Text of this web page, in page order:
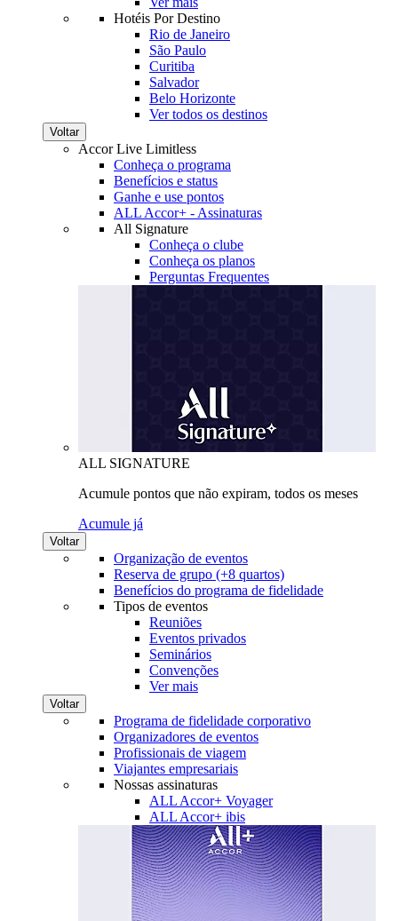
Hotéis Por Destino
Rio de Janeiro
São Paulo
Curitiba
Salvador
Belo Horizonte
Ver todos os destinos
Voltar
Accor Live Limitless
Conheça o programa
Benefícios e status
Ganhe e use pontos
ALL Accor+ - Assinaturas
All Signature
Conheça o clube
Conheça os planos
Perguntas Frequentes
ALL SIGNATURE
Acumule pontos que não expiram, todos os meses
Acumule já
Voltar
Organização de eventos
Reserva de grupo (+8 quartos)
Benefícios do programa de fidelidade
Tipos de eventos
Reuniões
Eventos privados
Seminários
Convenções
Ver mais
Voltar
Programa de fidelidade corporativo
Organizadores de eventos
Profissionais de viagem
Viajantes empresariais
Nossas assinaturas
ALL Accor+ Voyager
ALL Accor+ ibis